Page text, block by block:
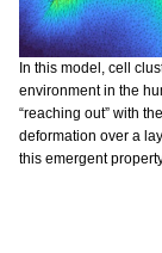
In this model, cell
environment in the
“reaching out” with
deformation over a
this emergent